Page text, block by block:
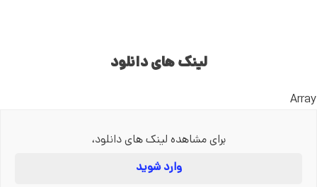
لینک های دانلود
Array
برای مشاهده لینک های دانلود،
وارد شوید